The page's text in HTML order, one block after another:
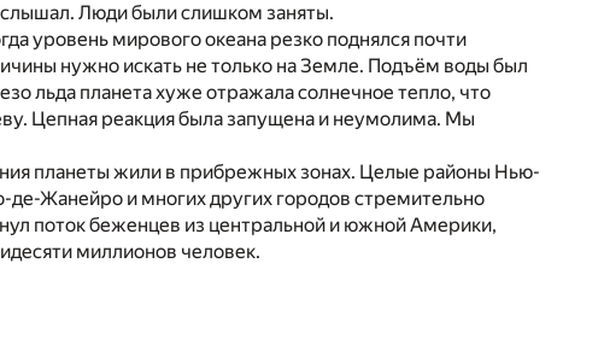
Люди были слишком заняты.
уровень мирового океана резко поднялся почти
нужно искать не только на Земле. Подъём воды был
льда планета хуже отражала солнечное тепло, что
Цепная реакция была запущена и неумолима. Мы
планеты жили в прибрежных зонах. Целые районы Нью-
Жанейро и многих других городов стремительно
поток беженцев из центральной и южной Америки,
миллионов человек.